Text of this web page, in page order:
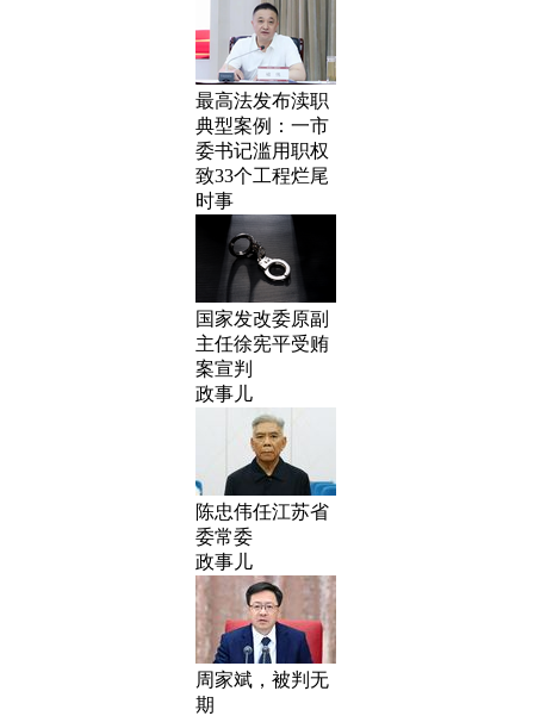
最高法发布渎职
典型案例：一市
委书记滥用职权
致33个工程烂尾
时事
国家发改委原副
主任徐宪平受贿
案宣判
政事儿
陈忠伟任江苏省
委常委
政事儿
周家斌，被判无
期